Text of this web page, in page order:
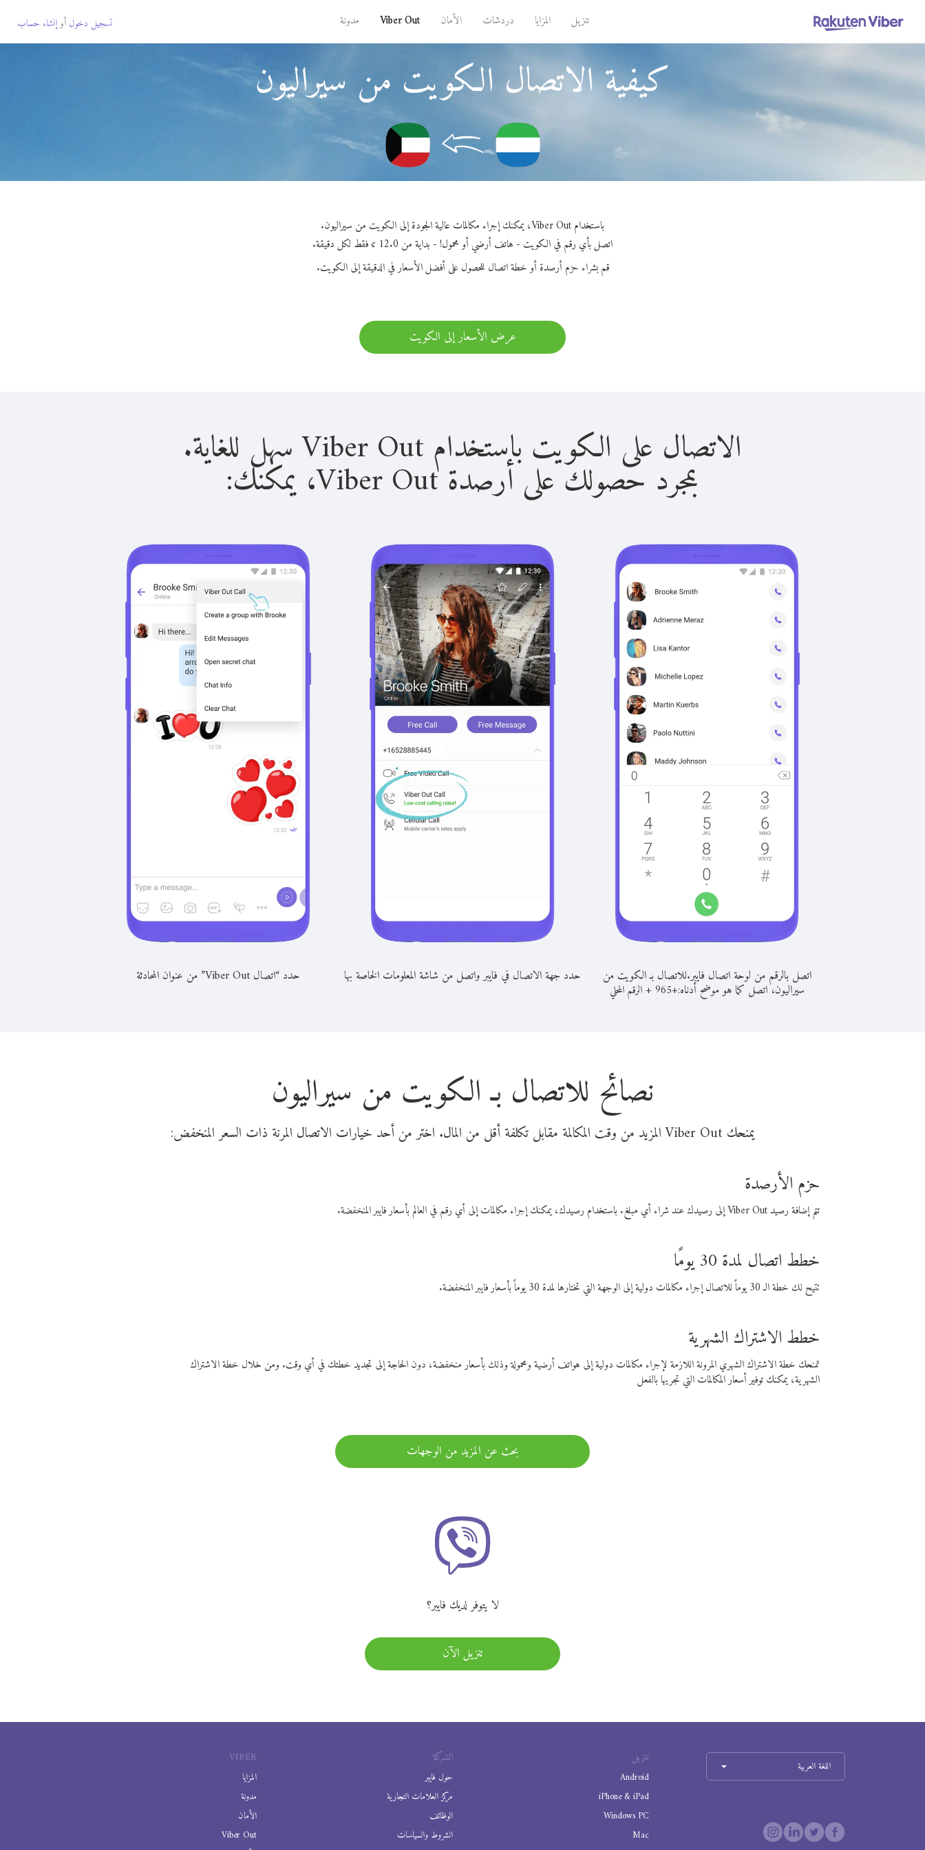
تنزيل المزايا دردشات الأمان Viber Out مدونة تسجيل دخول أوإنشاء حساب
كيفية الاتصال الكويت من سيراليون
باستخدام Viber Out، يمكنك إجراء مكالمات عالية الجودة إلى الكويت من سيراليون.
اتصل بأي رقم في الكويت - هاتف أرضي أو محمول! - بداية من 12.0 ¢ فقط لكل دقيقة.
قم بشراء حزم أرصدة أو خطة اتصال للحصول على أفضل الأسعار في الدقيقة إلى الكويت.
عرض الأسعار إلى الكويت
الاتصال على الكويت باستخدام Viber Out سهل للغاية.
بمجرد حصولك على أرصدة Viber Out، يمكنك:
اتصل بالرقم من لوحة اتصال فايبر.للاتصال بـ الكويت من
سيراليون، اتصل كما هو موضح أدناه:+
965
+الرقم المحلي
حدد جهة الاتصال في فايبر واتصل من شاشة المعلومات الخاصة بها حدد “اتصال Viber Out” من عنوان المحادثة
نصائح للاتصال بـ الكويت من سيراليون
يمنحك Viber Out المزيد من وقت المكالمة مقابل تكلفة أقل من المال. اختر من أحد خيارات الاتصال المرنة ذات السعر المنخفض:
حزم الأرصدة
تتم إضافة رصيد Viber Out إلى رصيدك عند شراء أي مبلغ. باستخدام رصيدك، يمكنك إجراء مكالمات إلى أي رقم في العالم بأسعار فايبر المنخفضة.
خطط اتصال لمدة 30 يومًا
تتيح لك خطة الـ 30 يوماً للاتصال إجراء مكالمات دولية إلى الوجهة التي تختارها لمدة 30 يوماً بأسعار فايبر المنخفضة.
خطط الاشتراك الشهرية
تمنحك خطة الاشتراك الشهري المرونة اللازمة لإجراء مكالمات دولية إلى هواتف أرضية ومحمولة وذلك بأسعار منخفضة، دون الحاجة إلى تجديد خطتك في أي وقت. ومن خلال خطة الاشتراك
الشهرية، يمكنك توفير أسعار المكالمات التي تجريها بالفعل
بحث عن المزيد من الوجهات
لا يتوفر لديك فايبر؟
تنزيل الآن
VIBER
المزايا
مدونة
الأمان
Viber Out
الشركة
حول فايبر
مركز العلامات التجارية
الوظائف
الشروط والسياسات
تنزيل
Android
iPhone & iPad
Windows PC
Mac
اللغة العربية